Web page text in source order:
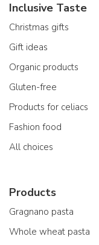
Inclusive Taste
Christmas gifts
Gift ideas
Organic products
Gluten-free
Products for celiacs
Fashion food
All choices
Products
Gragnano pasta
Whole wheat pasta